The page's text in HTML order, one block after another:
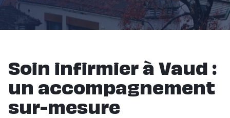
Soin infirmier à Vaud :
un accompagnement
sur-mesure